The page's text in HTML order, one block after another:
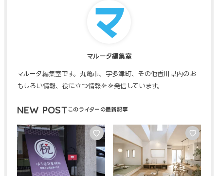
マルータ編集室
マルータ編集室です。丸亀市、宇多津町、その他香川県内のお
もしろい情報、役に立つ情報をを発信しています。
NEW POST
♡ ♡